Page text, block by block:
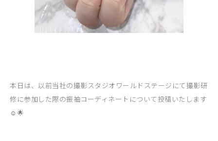
本日は、以前当社の撮影スタジオワールドステージにて撮影研
修に参加した際の振袖コーディネートについて投稿いたします
☺️🌟